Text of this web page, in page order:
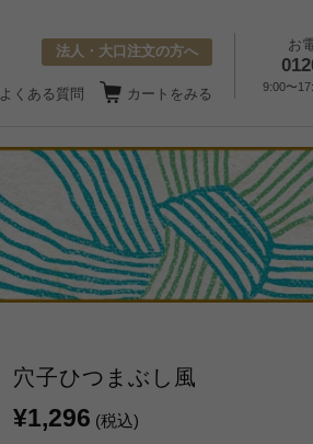
お
9:00〜
法人・大口注文の方へ
よくある質問 カートをみる
穴子ひつまぶし風
¥1,296 (税込)